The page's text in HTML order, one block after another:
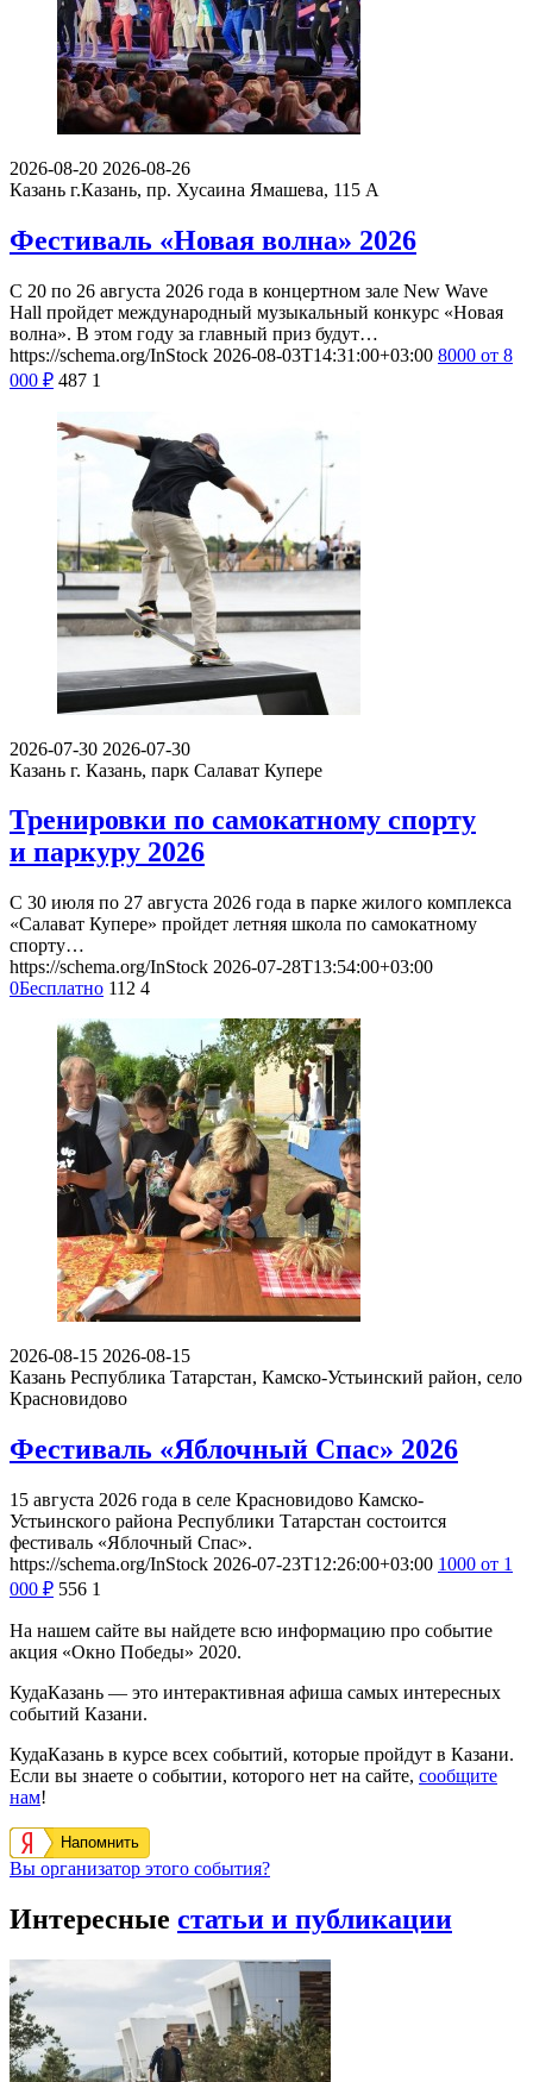
2026-08-20 2026-08-26
Казань г.Казань, пр. Хусаина Ямашева, 115 A
Фестиваль «Новая волна» 2026
С 20 по 26 августа 2026 года в концертном зале New Wave
Hall пройдет международный музыкальный конкурс «Новая
волна». В этом году за главный приз будут…
https://schema.org/InStock 2026-08-03T14:31:00+03:00 8000 от 8
000 ₽ 487 1
2026-07-30 2026-07-30
Казань г. Казань, парк Салават Купере
Тренировки по самокатному спорту
и паркуру 2026
С 30 июля по 27 августа 2026 года в парке жилого комплекса
«Салават Купере» пройдет летняя школа по самокатному
спорту…
https://schema.org/InStock 2026-07-28T13:54:00+03:00
0Бесплатно 112 4
2026-08-15 2026-08-15
Казань Республика Татарстан, Камско-Устьинский район, село
Красновидово
Фестиваль «Яблочный Спас» 2026
15 августа 2026 года в селе Красновидово Камско-
Устьинского района Республики Татарстан состоится
фестиваль «Яблочный Спас».
https://schema.org/InStock 2026-07-23T12:26:00+03:00 1000 от 1
000 ₽ 556 1
На нашем сайте вы найдете всю информацию про событие
акция «Окно Победы» 2020.
КудаКазань — это интерактивная афиша самых интересных
событий Казани.
КудаКазань в курсе всех событий, которые пройдут в Казани.
Если вы знаете о событии, которого нет на сайте, сообщите
нам!
Напомнить
Вы организатор этого события?
Интересные статьи и публикации